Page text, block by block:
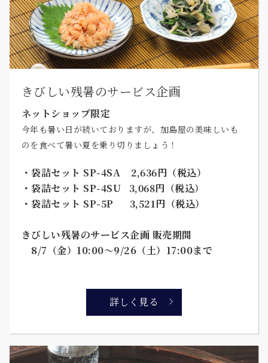
きびしい残暑のサービス企画
ネットショップ限定
今年も暑い日が続いておりますが、加島屋の美味しいも
のを食べて暑い夏を乗り切りましょう！
・袋詰セット SP-4SA 2,636円（税込）
・袋詰セット SP-4SU 3,068円（税込）
・袋詰セット SP-5P 3,521円（税込）
きびしい残暑のサービス企画 販売期間
8/7（金）10:00～9/26（土）17:00まで
詳しく見る